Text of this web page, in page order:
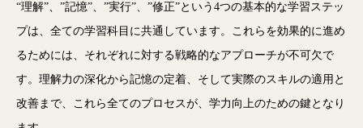
“理解”、”記憶”、”実行”、”修正”という4つの基本的な学習ステッ
プは、全ての学習科目に共通しています。これらを効果的に進め
るためには、それぞれに対する戦略的なアプローチが不可欠で
す。理解力の深化から記憶の定着、そして実際のスキルの適用と
改善まで、これら全てのプロセスが、学力向上のための鍵となり